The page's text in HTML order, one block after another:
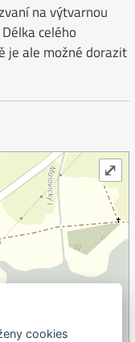
na výtvarnou
celého
je ale možné dorazit
⤢
cookies